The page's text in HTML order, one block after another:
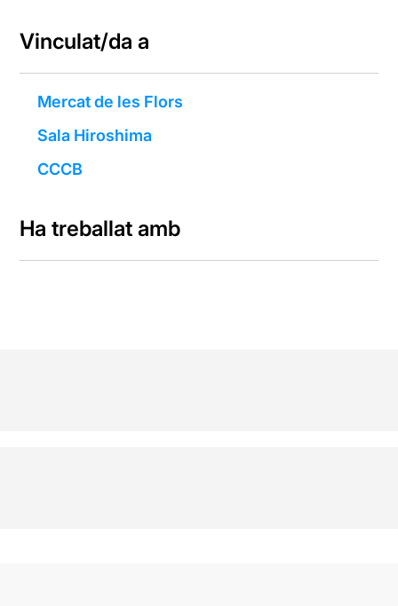
Vinculat/da a
Mercat de les Flors
Sala Hiroshima
CCCB
Ha treballat amb